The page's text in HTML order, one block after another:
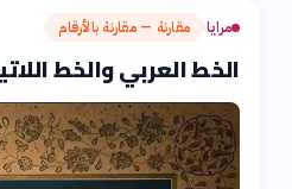
مرايا› مقارنة — مقارنة بالأرقام
الخط العربي والخط